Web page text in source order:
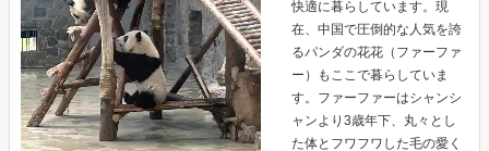
快適に暮らしています。現
在、中国で圧倒的な人気を誇
るパンダの花花（ファーファ
ー）もここで暮らしていま
す。ファーファーはシャンシ
ャンより3歳年下、丸々とし
た体とフワフワした毛の愛く